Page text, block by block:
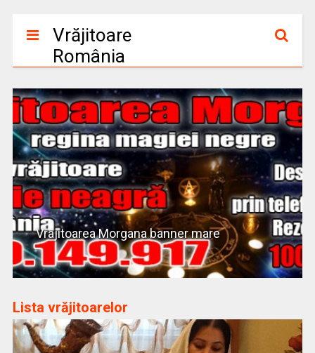
Vrăjitoare
România
Vrajitoarea Morgana banner mare
Lista vrăjitoarelor